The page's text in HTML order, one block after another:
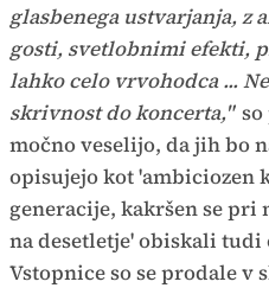
glasbenega ustvarjanja, z
gosti, svetlobnimi efekti,
lahko celo vrvohodca ...
skrivnost do koncerta,"
močno veselijo, da jih bo
opisujejo kot 'ambiciozen
generacije, kakršen se pri
na desetletje' obiskali
Vstopnice so se prodale v